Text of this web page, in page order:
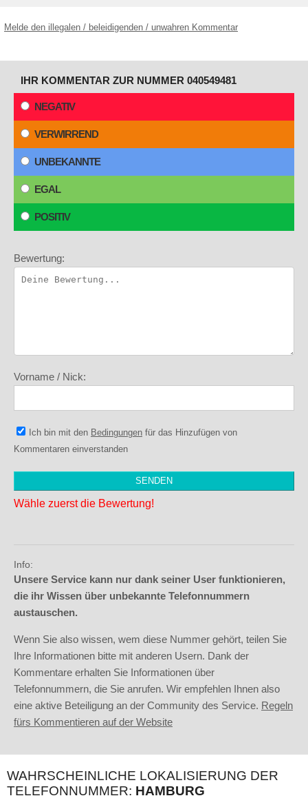
Melde den illegalen / beleidigenden / unwahren Kommentar
IHR KOMMENTAR ZUR NUMMER 040549481
NEGATIV
VERWIRREND
UNBEKANNTE
EGAL
POSITIV
Bewertung:
Vorname / Nick:
Ich bin mit den Bedingungen für das Hinzufügen von
Kommentaren einverstanden
Wähle zuerst die Bewertung!
Info:
Unsere Service kann nur dank seiner User funktionieren,
die ihr Wissen über unbekannte Telefonnummern
austauschen.
Wenn Sie also wissen, wem diese Nummer gehört, teilen Sie
Ihre Informationen bitte mit anderen Usern. Dank der
Kommentare erhalten Sie Informationen über
Telefonnummern, die Sie anrufen. Wir empfehlen Ihnen also
eine aktive Beteiligung an der Community des Service. Regeln
fürs Kommentieren auf der Website
WAHRSCHEINLICHE LOKALISIERUNG DER
TELEFONNUMMER: HAMBURG